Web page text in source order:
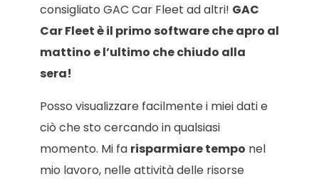
consigliato GAC Car Fleet ad altri! GAC
Car Fleet è il primo software che apro al
mattino e l’ultimo che chiudo alla
sera!
Posso visualizzare facilmente i miei dati e
ciò che sto cercando in qualsiasi
momento. Mi fa risparmiare tempo nel
mio lavoro, nelle attività delle risorse